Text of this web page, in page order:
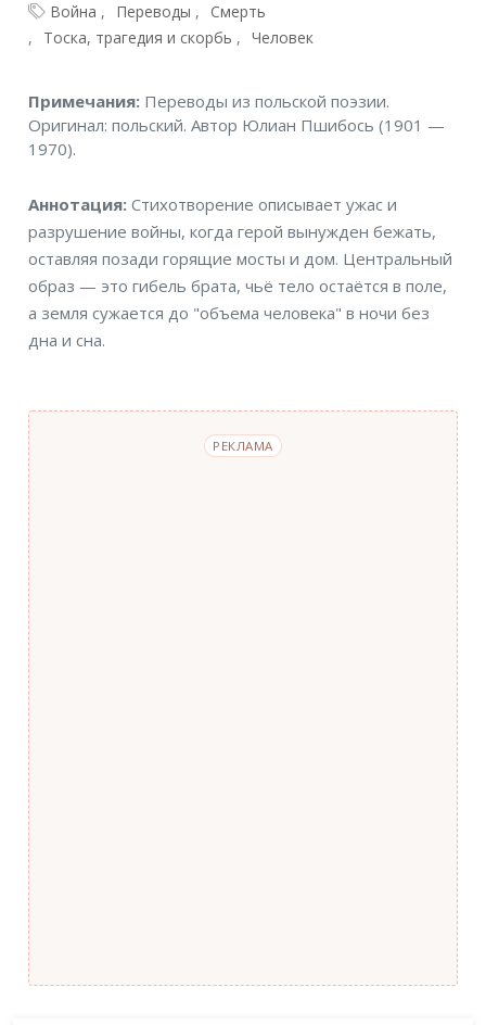
Война Переводы
Смерть
Тоска, трагедия и скорбь
Человек
Примечания
Примечания: Переводы из польской поэзии.
Оригинал: польский. Автор Юлиан Пшибось (1901 —
1970).
Аннотация
Аннотация:Стихотворение описывает ужас и
разрушение войны, когда герой вынужден бежать,
оставляя позади горящие мосты и дом. Центральный
образ — это гибель брата, чьё тело остаётся в поле,
а земля сужается до "объема человека" в ночи без
дна и сна.
РЕКЛАМА